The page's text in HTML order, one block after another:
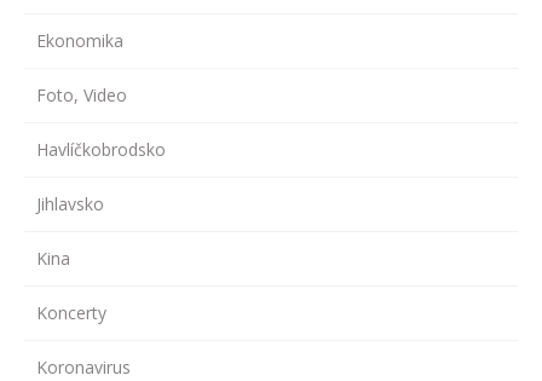
Ekonomika
Foto, Video
Havlíčkobrodsko
Jihlavsko
Kina
Koncerty
Koronavirus